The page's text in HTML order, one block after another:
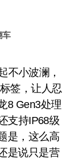
车
签，让人忍
8 Gen3处理
支持IP68级
是，这么高
是说只是营